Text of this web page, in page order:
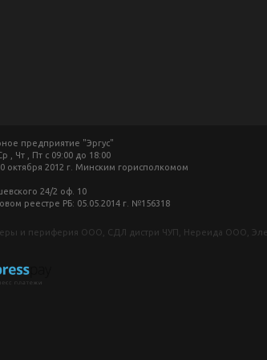
предприятие "Эргус"
, Чт , Пт c 09:00 до 18:00
октября 2012 г. Минским горисполкомом
24/2 оф. 10
реестре РБ: 05.05.2014 г. №156318
и периферия ООО, СДЛ дистри ЧУП, Нереида ООО,